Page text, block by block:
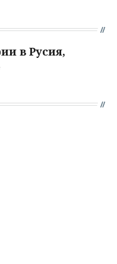
в Русия,